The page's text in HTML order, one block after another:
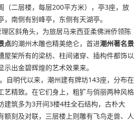
（二层楼，每层200平方米），亭3座，放
南侧有别峰亭，东侧有天湖亭。
区斜角头，为旅居马来西亚柔佛洲侨领陈
点的潮州木雕也精美绝仑，首进潮州著名景
屋架所有的梁枋、柱间诸穿、插构件都饰以
出金碧辉煌的艺术效果来。
自明代以来，潮州建有牌坊143座，分布在
艺精致。在它们身上，粗犷与俏丽两种风格
建筑多为3开间3楼4柱全石结构，古朴大
额刻及对联，三层楼上则雕有飞鸟走兽、人